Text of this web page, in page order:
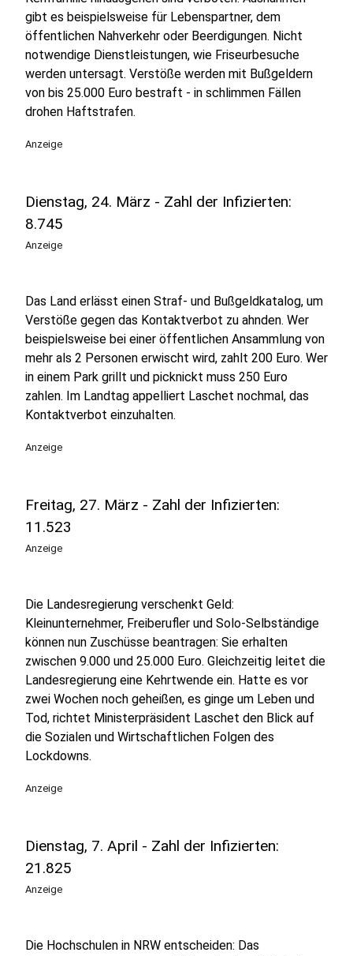
gibt es beispielsweise für Lebenspartner, dem
öffentlichen Nahverkehr oder Beerdigungen. Nicht
notwendige Dienstleistungen, wie Friseurbesuche
werden untersagt. Verstöße werden mit Bußgeldern
von bis 25.000 Euro bestraft - in schlimmen Fällen
drohen Haftstrafen.
Anzeige
Dienstag, 24. März - Zahl der Infizierten:
8.745
Anzeige
Das Land erlässt einen Straf- und Bußgeldkatalog, um
Verstöße gegen das Kontaktverbot zu ahnden. Wer
beispielsweise bei einer öffentlichen Ansammlung von
mehr als 2 Personen erwischt wird, zahlt 200 Euro. Wer
in einem Park grillt und picknickt muss 250 Euro
zahlen. Im Landtag appelliert Laschet nochmal, das
Kontaktverbot einzuhalten.
Anzeige
Freitag, 27. März - Zahl der Infizierten:
11.523
Anzeige
Die Landesregierung verschenkt Geld:
Kleinunternehmer, Freiberufler und Solo-Selbständige
können nun Zuschüsse beantragen: Sie erhalten
zwischen 9.000 und 25.000 Euro. Gleichzeitig leitet die
Landesregierung eine Kehrtwende ein. Hatte es vor
zwei Wochen noch geheißen, es ginge um Leben und
Tod, richtet Ministerpräsident Laschet den Blick auf
die Sozialen und Wirtschaftlichen Folgen des
Lockdowns.
Anzeige
Dienstag, 7. April - Zahl der Infizierten:
21.825
Anzeige
Die Hochschulen in NRW entscheiden: Das